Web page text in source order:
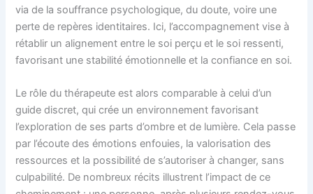
via de la souffrance psychologique, du doute, voire une
perte de repères identitaires. Ici, l’accompagnement vise à
rétablir un alignement entre le soi perçu et le soi ressenti,
favorisant une stabilité émotionnelle et la confiance en soi.
Le rôle du thérapeute est alors comparable à celui d’un
guide discret, qui crée un environnement favorisant
l’exploration de ses parts d’ombre et de lumière. Cela passe
par l’écoute des émotions enfouies, la valorisation des
ressources et la possibilité de s’autoriser à changer, sans
culpabilité. De nombreux récits illustrent l’impact de ce